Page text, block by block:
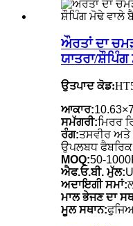
ਔਰਤਾਂ ਦਾ
ਯਾਤਰਾ/
ਉਤਪਾਦ ਕੋਡ:
ਆਕਾਰ:
ਸਮੱਗਰੀ:ਮਿਰਰ
ਰੰਗ:ਤਸਵੀਰ
ਉਪਲਬਧ ਫੈਬਰਿਕ
MOQ:50-
ਐਫ.ਓ.ਬੀ. ਮੁੱਲ:
ਅਦਾਇਗੀ ਸਮਾਂ:
ਮਾਲ ਭੇਜਣ ਦਾ
ਮੂਲ ਸਥਾਨ: